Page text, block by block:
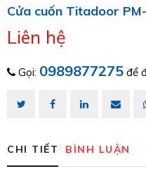
Cửa cuốn Titadoor
Liên hệ
Gọi: 0989877275 để
CHI TIẾT BÌNH LUẬN